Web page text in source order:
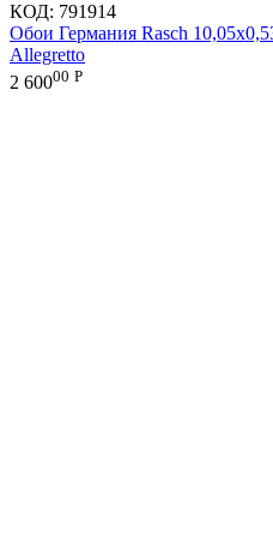
КОД: 791914
Обои Германия Rasch
Allegretto
2 60000 Р